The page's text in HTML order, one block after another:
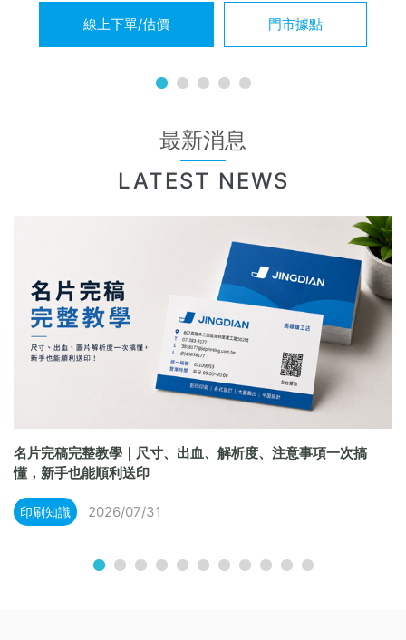
線上下單/估價 門市據點
最新消息
LATEST NEWS
名片完稿完整教學｜尺寸、出血、解析度、注意事項一次搞
懂，新手也能順利送印
印刷知識 2026/07/31